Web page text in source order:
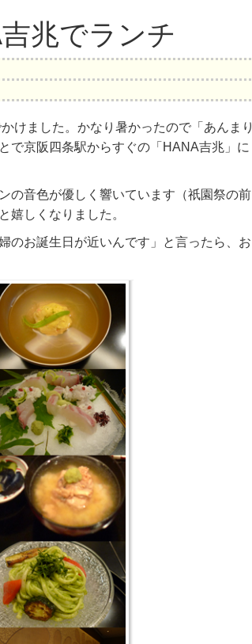
兆でランチ
けました。かなり暑かったので「あんまり
で京阪四条駅からすぐの「HANA吉兆」に
の音色が優しく響いています（祇園祭の前
嬉しくなりました。
のお誕生日が近いんです」と言ったら、お